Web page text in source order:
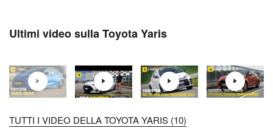
Ultimi video sulla Toyota Yaris
TUTTI I VIDEO DELLA TOYOTA YARIS (10)